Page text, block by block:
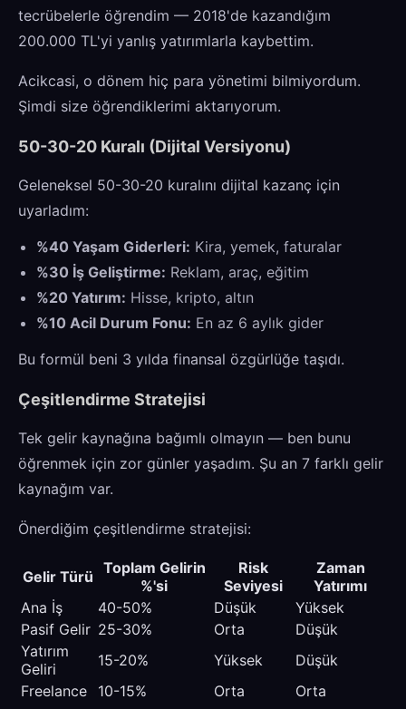
tecrübelerle öğrendim — 2018'de kazandığım
200.000 TL'yi yanlış yatırımlarla kaybettim.
Acikcasi, o dönem hiç para yönetimi bilmiyordum.
Şimdi size öğrendiklerimi aktarıyorum.
50-30-20 Kuralı (Dijital Versiyonu)
Geleneksel 50-30-20 kuralını dijital kazanç için
uyarladım:
%40 Yaşam Giderleri: Kira, yemek, faturalar
%30 İş Geliştirme: Reklam, araç, eğitim
%20 Yatırım: Hisse, kripto, altın
%10 Acil Durum Fonu: En az 6 aylık gider
Bu formül beni 3 yılda finansal özgürlüğe taşıdı.
Çeşitlendirme Stratejisi
Tek gelir kaynağına bağımlı olmayın — ben bunu
öğrenmek için zor günler yaşadım. Şu an 7 farklı gelir
kaynağım var.
Önerdiğim çeşitlendirme stratejisi:
Gelir Türü Toplam Gelirin
%'si
Risk
Seviyesi
Zaman
Yatırımı
Ana İş
40-50% Düşük
Yüksek
Pasif Gelir 25-30% Orta
Düşük
Yatırım
Geliri
15-20% Yüksek
Düşük
Freelance
10-15% Orta Orta